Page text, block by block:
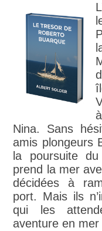
Nina. Sans
amis plongeurs
la poursuite
prend la mer
décidées à
port. Mais ils
qui les
aventure en